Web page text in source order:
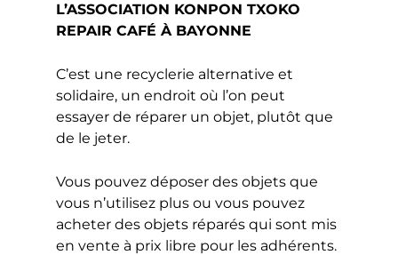
L’ASSOCIATION KONPON TXOKO
REPAIR CAFÉ À BAYONNE
C’est une recyclerie alternative et
solidaire, un endroit où l’on peut
essayer de réparer un objet, plutôt que
de le jeter.
Vous pouvez déposer des objets que
vous n’utilisez plus ou vous pouvez
acheter des objets réparés qui sont mis
en vente à prix libre pour les adhérents.